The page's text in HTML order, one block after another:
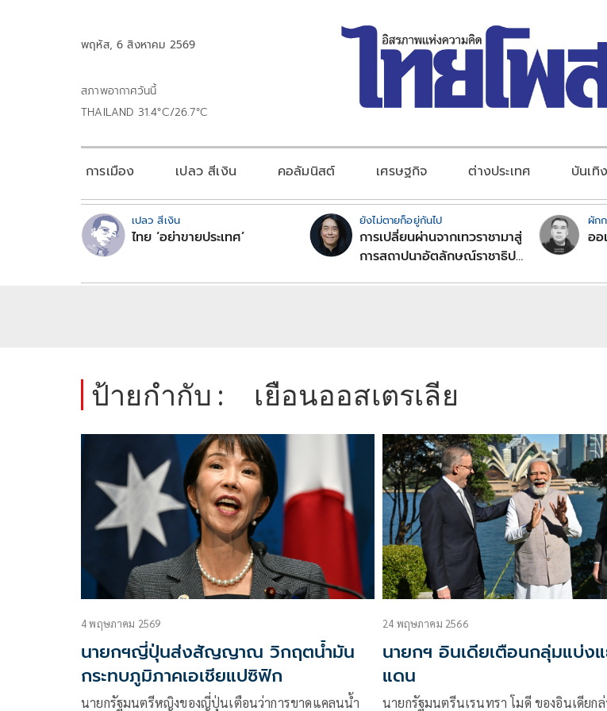
พฤหัส, 6 สิงหาคม 2569
สภาพอากาศวันนี้
THAILAND 31.4°C/26.7°C
การเมือง เปลว สีเงิน คอลัมนิสต์ เศรษฐกิจ ต่างประเทศ บันเทิง
เปลว สีเงิน
ไทย ‘อย่าขายประเทศ’
ยังไม่ตายก็อยู่กันไป
การเปลี่ยนผ่านจากเทวราชามาสู่
การสถาปนาอัตลักษณ์ราชาธิป
ผัก
ออ
ป้ายกำกับ : เยือนออสเตรเลีย
4 พฤษภาคม 2569
นายกฯญี่ปุ่นส่งสัญญาณ วิกฤตน้ำมัน
กระทบภูมิภาคเอเชียแปซิฟิก
นายกรัฐมนตรีหญิงของญี่ปุ่นเตือนว่าการขาดแคลนน้ำ
24 พฤษภาคม 2566
นายกฯ อินเดียเตือนกลุ่มแบ่ง
แดน
นายกรัฐมนตรีนเรนทรา โมดี ของอินเดียก